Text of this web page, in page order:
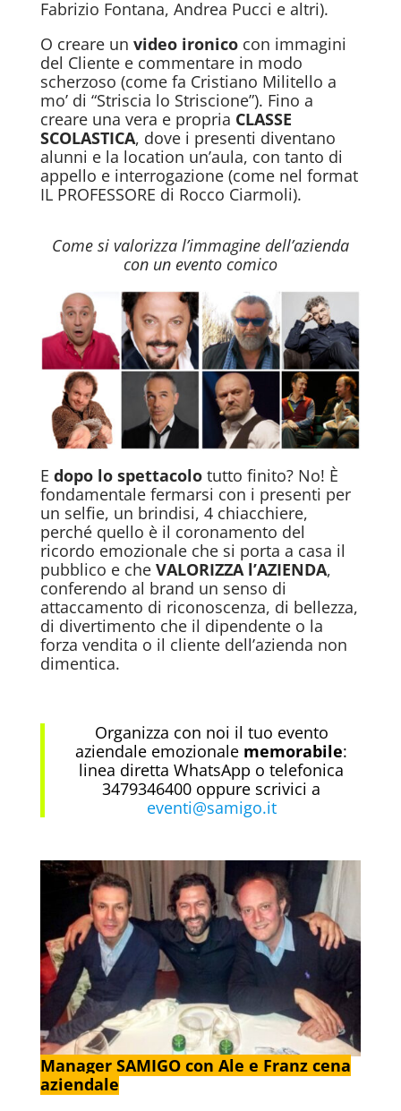
Fabrizio Fontana, Andrea Pucci e altri).
O creare un video ironicocon immagini
del Cliente e commentare in modo
scherzoso (come fa Cristiano Militello a
mo’ di “Striscia lo Striscione”). Fino a
creare una vera e propria CLASSE
SCOLASTICA, dove i presenti diventano
alunni e la location un’aula, con tanto di
appello e interrogazione (come nel format
IL PROFESSORE di Rocco Ciarmoli).
Come si valorizza l’immagine dell’azienda
con un evento comico
E dopo lo spettacolotutto finito? No! È
fondamentale fermarsi con i presenti per
un selfie, un brindisi, 4 chiacchiere,
perché quello è il coronamento del
ricordo emozionale che si porta a casa il
pubblico e che VALORIZZA l’AZIENDA,
conferendo al brand un senso di
attaccamento di riconoscenza, di bellezza,
di divertimento che il dipendente o la
forza vendita o il cliente dell’azienda non
dimentica.
Organizza con noi il tuo evento
aziendale emozionale memorabile:
linea diretta WhatsApp o telefonica
3479346400 oppure scrivici a
eventi@samigo.it
Manager SAMIGO con Ale e Franz cena
aziendale